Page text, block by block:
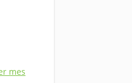
mes